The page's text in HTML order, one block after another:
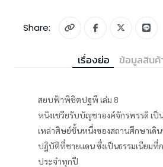
Share:
เรื่องย่อ ข้อมูลสินค้
สยบฟ้าพิชิตปฐพี เล่ม 8
หนิงเชวียรับบัญชาองค์จักรพรรดิ เ
เหล่าศิษย์ชั้นหนึ่งของสถานศึกษาเดิ
ปฏิบัติที่ชายแดน ซึ่งเป็นธรรมเนียมที่
ประจำทุกปี